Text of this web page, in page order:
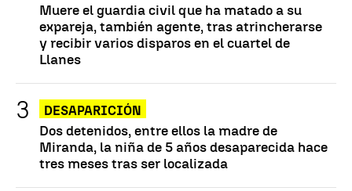
Muere el guardia civil que ha matado a su
expareja, también agente, tras atrincherarse
y recibir varios disparos en el cuartel de
Llanes
DESAPARICIÓN
Dos detenidos, entre ellos la madre de
Miranda, la niña de 5 años desaparecida hace
tres meses tras ser localizada